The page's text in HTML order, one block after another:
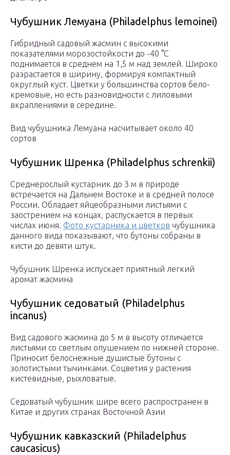
Чубушник Лемуана (Philadelphus lemoinei)
Гибридный садовый жасмин с высокими
показателями морозостойкости до -40 °С
поднимается в среднем на 1,5 м над землей. Широко
разрастается в ширину, формируя компактный
округлый куст. Цветки у большинства сортов бело-
кремовые, но есть разновидности с лиловыми
вкраплениями в середине.
Вид чубушника Лемуана насчитывает около 40
сортов
Чубушник Шренка (Philadelphus schrenkii)
Среднерослый кустарник до 3 м в природе
встречается на Дальнем Востоке и в средней полосе
России. Обладает яйцеобразными листьями с
заострением на концах, распускается в первых
числах июня. Фото кустарника и цветков чубушника
данного вида показывают, что бутоны собраны в
кисти до девяти штук.
Чубушник Шренка испускает приятный легкий
аромат жасмина
Чубушник седоватый (Philadelphus
incanus)
Вид садового жасмина до 5 м в высоту отличается
листьями со светлым опушением по нижней стороне.
Приносит белоснежные душистые бутоны с
золотистыми тычинками. Соцветия у растения
кистевидные, рыхловатые.
Седоватый чубушник шире всего распространен в
Китае и других странах Восточной Азии
Чубушник кавказский (Philadelphus
caucasicus)